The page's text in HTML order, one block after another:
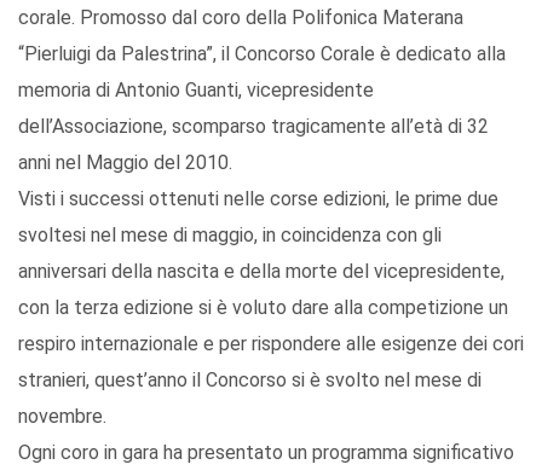
corale. Promosso dal coro della Polifonica Materana
“Pierluigi da Palestrina”, il Concorso Corale è dedicato alla
memoria di Antonio Guanti, vicepresidente
dell’Associazione, scomparso tragicamente all’età di 32
anni nel Maggio del 2010.
Visti i successi ottenuti nelle corse edizioni, le prime due
svoltesi nel mese di maggio, in coincidenza con gli
anniversari della nascita e della morte del vicepresidente,
con la terza edizione si è voluto dare alla competizione un
respiro internazionale e per rispondere alle esigenze dei cori
stranieri, quest’anno il Concorso si è svolto nel mese di
novembre.
Ogni coro in gara ha presentato un programma significativo